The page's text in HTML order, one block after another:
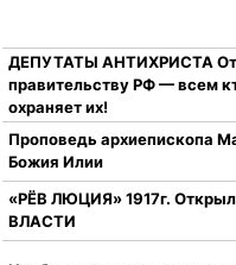
ДЕПУТАТЫ АНТИХРИСТА
правительству РФ — всем
охраняет их!
Проповедь архиепископа
Божия Илии
«РЁВ ЛЮЦИЯ» 1917г.
ВЛАСТИ